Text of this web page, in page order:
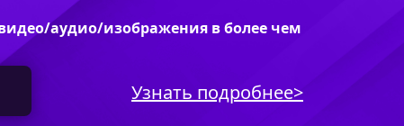
аудио/изображения в более чем
Узнать подробнее>